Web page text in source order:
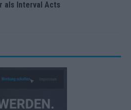
als Interval Acts